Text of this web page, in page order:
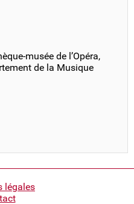
musée de l’Opéra,
de la Musique
légales